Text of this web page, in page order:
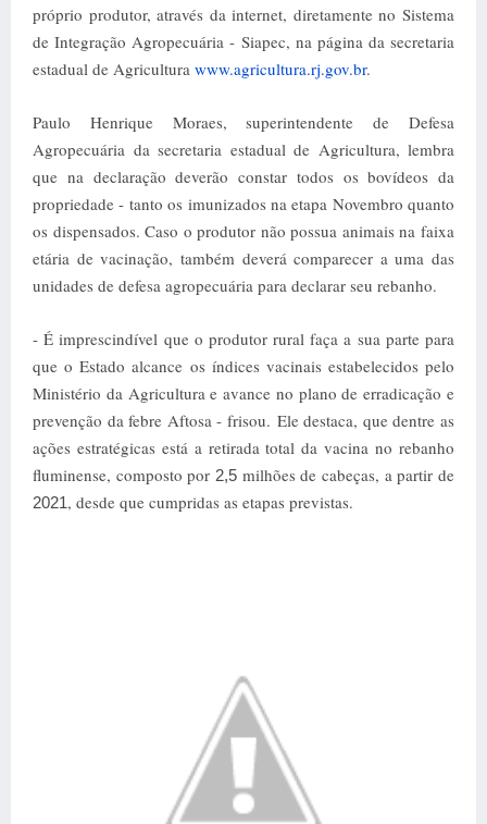
próprio produtor, através da internet, diretamente no Sistema
de Integração Agropecuária - Siapec, na página da secretaria
estadual de Agricultura www.agricultura.rj.gov.br.
Paulo Henrique Moraes, superintendente de Defesa
Agropecuária da secretaria estadual de Agricultura, lembra
que na declaração deverão constar todos os bovídeos da
propriedade - tanto os imunizados na etapa Novembro quanto
os dispensados. Caso o produtor não possua animais na faixa
etária de vacinação, também deverá comparecer a uma das
unidades de defesa agropecuária para declarar seu rebanho.
- É imprescindível que o produtor rural faça a sua parte para
que o Estado alcance os índices vacinais estabelecidos pelo
Ministério da Agricultura e avance no plano de erradicação e
prevenção da febre Aftosa - frisou. Ele destaca, que dentre as
ações estratégicas está a retirada total da vacina no rebanho
fluminense, composto por 2,5 milhões de cabeças, a partir de
2021, desde que cumpridas as etapas previstas.